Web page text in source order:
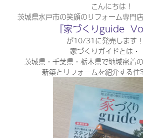
こんにちは！
茨城県水戸市の笑顔のリフォーム専門
『家づくりguide
が10/31に発売します！
家づくりガイドとは・
茨城県・千葉県・栃木県で地域密着
新築とリフォームを紹介する住